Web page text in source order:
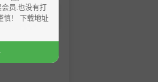
员.也没有打
慎！ 下载地址